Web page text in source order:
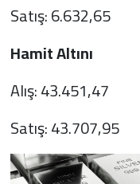
Satış: 6.632,65
Hamit Altını
Alış: 43.451,47
Satış: 43.707,95